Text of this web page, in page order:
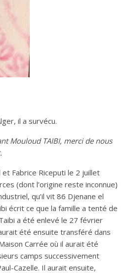
il a survécu.
Mouloud TAIBI, merci de nous
Fabrice Riceputi le 2 juillet
(dont l’origine reste inconnue)
qu’il vit 86 Djenane el
écrit ce que la famille a tenté de
a été enlevé le 27 février
été ensuite transféré dans
Carrée où il aurait été
camps successivement
Cazelle. Il aurait ensuite,